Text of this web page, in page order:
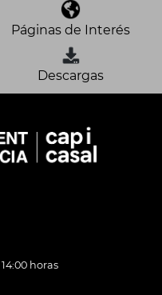
Páginas de Interés
Descargas
horas